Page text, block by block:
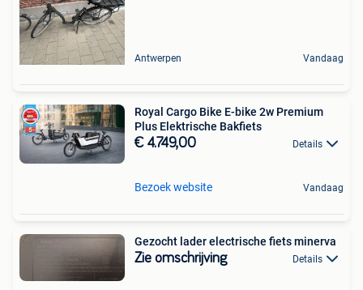
Antwerpen Vandaag
Royal Cargo Bike E-bike 2w Premium
Plus Elektrische Bakfiets
€ 4.749,00 Details
Bezoek website Vandaag
Gezocht lader electrische fiets minerva
Zie omschrijving Details